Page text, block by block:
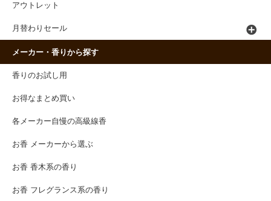
アウトレット
月替わりセール
メーカー・香りから探す
香りのお試し用
お得なまとめ買い
各メーカー自慢の高級線香
お香 メーカーから選ぶ
お香 香木系の香り
お香 フレグランス系の香り